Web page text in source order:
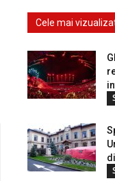
Cele mai